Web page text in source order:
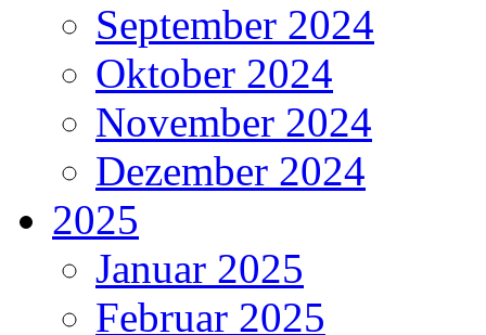
September 2024
Oktober 2024
November 2024
Dezember 2024
2025
Januar 2025
Februar 2025